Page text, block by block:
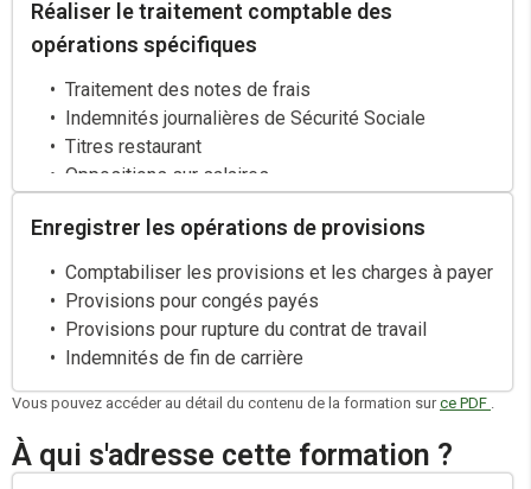
sociales
Comptabiliser les cotisations patronales
organismes sociaux
Réaliser le traitement comptable des
opérations spécifiques
Traitement des notes de frais
Indemnités journalières de Sécurité Sociale
Titres restaurant
Oppositions sur salaires
Indemnités de fin de contrat
Aide à l’emploi, subventions
Prélévement à la source
Enregistrer les opérations de provisions
Comptabiliser les provisions et les charges à payer
Provisions pour congés payés
Provisions pour rupture du contrat de travail
Indemnités de fin de carrière
Vous pouvez accéder au détail du contenu de la formation surce PDF .
À qui s'adresse cette formation ?